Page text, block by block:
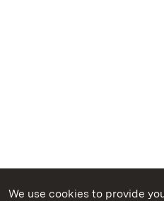
We use cookies to provide